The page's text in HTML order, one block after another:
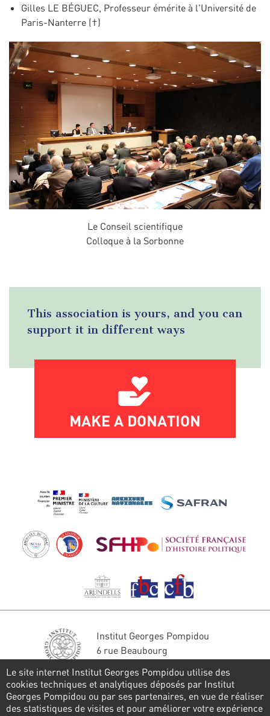
Gilles LE BÉGUEC, Professeur émérite à l'Université de
Paris-Nanterre (†)
Le Conseil scientifique
Colloque à la Sorbonne
This association is yours, and you can
support it in different ways
MAKE A DONATION
Institut Georges Pompidou
6 rue Beaubourg
Tél. : 01 44 78 41 22
Stay in touch
Le site internet Institut Georges Pompidou utilise des
cookies techniques et analytiques déposés par Institut
Georges Pompidou ou par ses partenaires, en vue de réaliser
des statistiques de visites et pour améliorer votre expérience